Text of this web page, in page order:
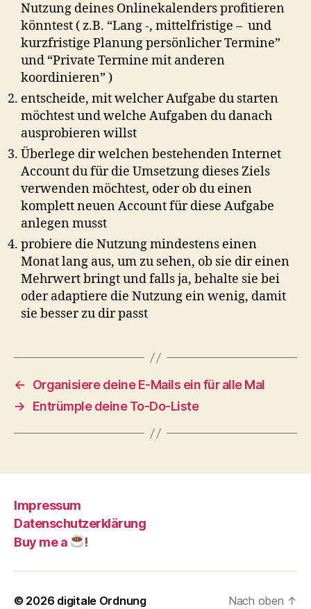
Nutzung deines Onlinekalenders profitieren
könntest ( z.B. “Lang -, mittelfristige – und
kurzfristige Planung persönlicher Termine”
und “Private Termine mit anderen
koordinieren” )
entscheide, mit welcher Aufgabe du starten
möchtest und welche Aufgaben du danach
ausprobieren willst
Überlege dir welchen bestehenden Internet
Account du für die Umsetzung dieses Ziels
verwenden möchtest, oder ob du einen
komplett neuen Account für diese Aufgabe
anlegen musst
probiere die Nutzung mindestens einen
Monat lang aus, um zu sehen, ob sie dir einen
Mehrwert bringt und falls ja, behalte sie bei
oder adaptiere die Nutzung ein wenig, damit
sie besser zu dir passt
←
Organisiere deine E‑Mails ein für alle Mal
→
Entrümple deine To-Do-Liste
Impressum
Datenschutzerklärung
Buy me a
!
© 2026 digitale Ordnung Nach oben ↑